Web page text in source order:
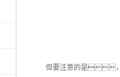
但要注意的是